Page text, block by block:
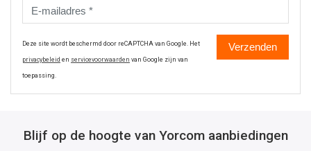
Verzenden
Deze site wordt beschermd door reCAPTCHA van Google. Het
privacybeleid en servicevoorwaarden van Google zijn van
toepassing.
Blijf op de hoogte van Yorcom aanbiedingen